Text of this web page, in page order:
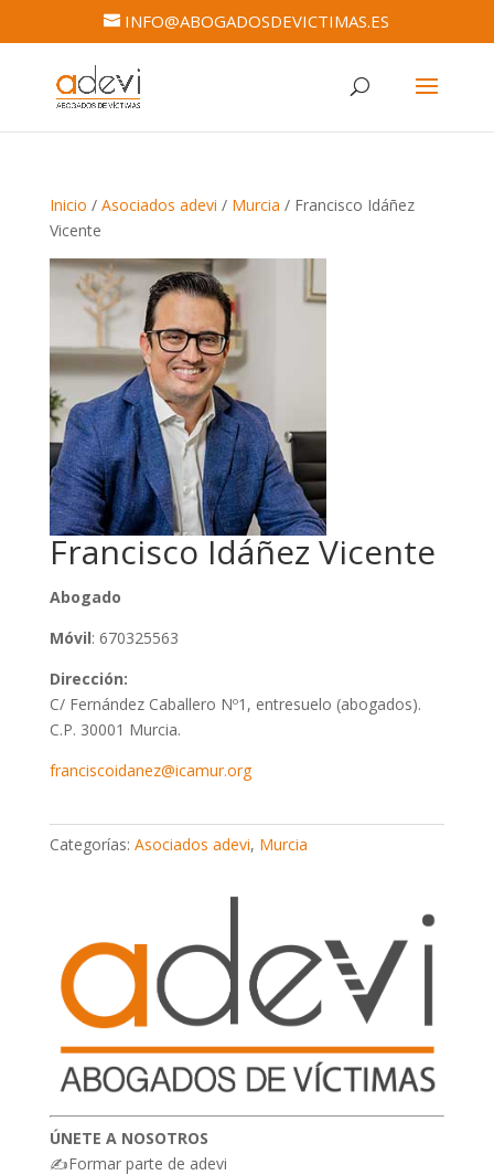
INFO@ABOGADOSDEVICTIMAS.ES
Inicio / Asociados adevi / Murcia / Francisco Idáñez
Vicente
Francisco Idáñez Vicente
Abogado
Móvil: 670325563
Dirección:
C/ Fernández Caballero Nº1, entresuelo (abogados).
C.P. 30001 Murcia.
franciscoidanez@icamur.org
Categorías: Asociados adevi, Murcia
ÚNETE A NOSOTROS
✍Formar parte de adevi